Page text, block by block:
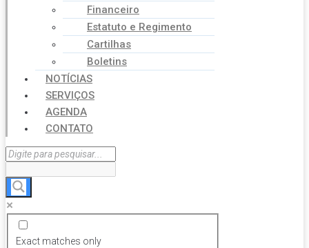
Financeiro
Estatuto e Regimento
Cartilhas
Boletins
NOTÍCIAS
SERVIÇOS
AGENDA
CONTATO
Exact matches only